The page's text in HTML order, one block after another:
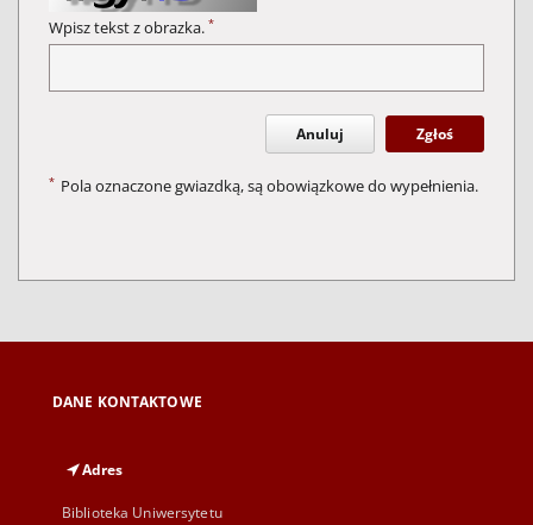
Wpisz tekst z obrazka. *
Anuluj Zgłoś
* Pola oznaczone gwiazdką, są obowiązkowe do wypełnienia.
DANE KONTAKTOWE
Adres
Biblioteka Uniwersytetu